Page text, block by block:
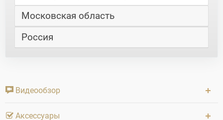
Московская область
Россия
Видеообзор
Аксессуары